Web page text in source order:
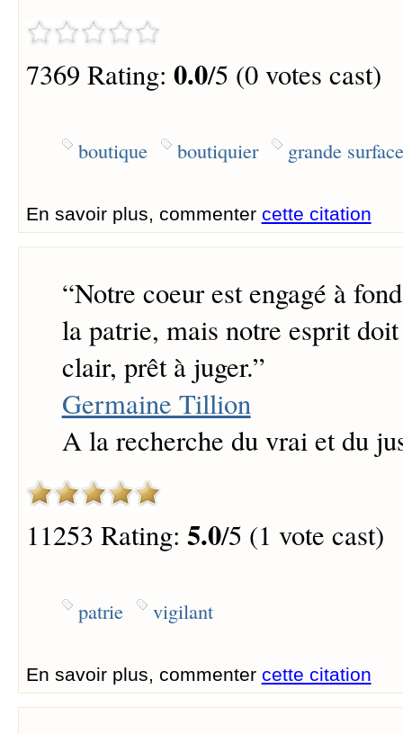
7369 Rating: 0.0/5 (0 votes cast)
boutique boutiquier grande surface
En savoir plus, commenter cette citation
“Notre coeur est engagé à
la patrie, mais notre esprit
clair, prêt à juger.”
Germaine Tillion
A la recherche du vrai et du
11253 Rating: 5.0/5 (1 vote cast)
patrie vigilant
En savoir plus, commenter cette citation